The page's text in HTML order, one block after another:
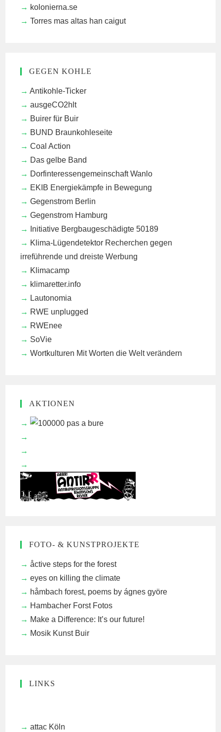
kolonierna.se
Torres mas altas han caigut
GEGEN KOHLE
Antikohle-Ticker
ausgeCO2hlt
Buirer für Buir
BUND Braunkohleseite
Coal Action
Das gelbe Band
Dorfinteressengemeinschaft Wanlo
EKIB Energiekämpfe in Bewegung
Gegenstrom Berlin
Gegenstrom Hamburg
Initiative Bergbaugeschädigte 50189
Klima-Lügendetektor Recherchen gegen
irreführende und dreiste Werbung
Klimacamp
klimaretter.info
Lautonomia
RWE unplugged
RWEnee
SoVie
Wortkulturen Mit Worten die Welt verändern
AKTIONEN
FOTO- & KUNSTPROJEKTE
åctive steps for the forest
eyes on killing the climate
håmbach forest, poems by ágnes györe
Hambacher Forst Fotos
Make a Difference: It’s our future!
Mosik Kunst Buir
LINKS
attac Köln